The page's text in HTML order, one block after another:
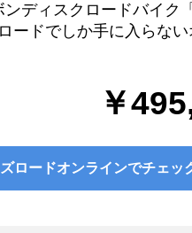
ンディスクロードバイク
ードでしか手に入らな
￥
ロードオンラインでチェッ